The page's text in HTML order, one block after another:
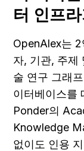
터 인프
OpenAlex는
자, 기관, 주제
술 연구 그래
이터베이스를
Ponder의
Knowledge
없이도 인용